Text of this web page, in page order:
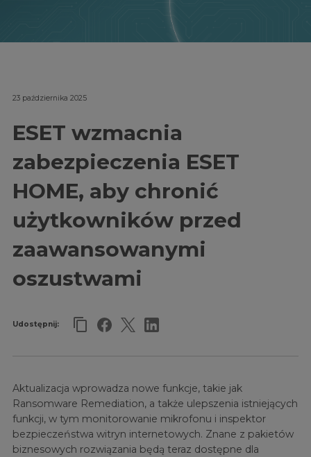
23 października 2025
ESET wzmacnia
zabezpieczenia ESET
HOME, aby chronić
użytkowników przed
zaawansowanymi
oszustwami
Udostępnij:
Aktualizacja wprowadza nowe funkcje, takie jak
Ransomware Remediation, a także ulepszenia istniejących
funkcji, w tym monitorowanie mikrofonu i inspektor
bezpieczeństwa witryn internetowych. Znane z pakietów
biznesowych rozwiązania będą teraz dostępne dla